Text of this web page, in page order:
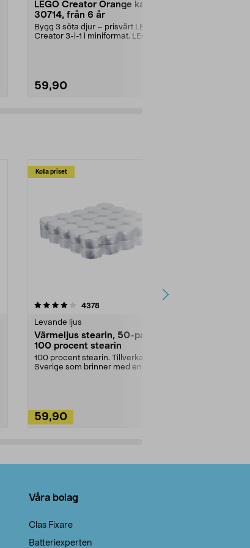
LEGO Creator Orange katt
30714, från 6 år
Bygg 3 söta djur – prisvärt LEGO
Creator 3-i-1 i miniformat. LEGO
59,90
Kolla priset
4378recensioner
Levande ljus
Värmeljus stearin, 50-pack,
100 procent stearin
100 procent stearin. Tillverkade i
Sverige som brinner med en
59,90
4.5av 5 stjärnor
Våra bolag
Clas Fixare
Batteriexperten